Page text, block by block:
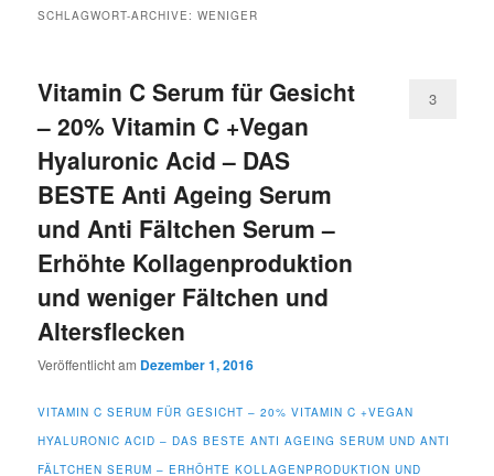
SCHLAGWORT-ARCHIVE:WENIGER
Vitamin C Serum für Gesicht
– 20% Vitamin C +Vegan
Hyaluronic Acid – DAS
BESTE Anti Ageing Serum
und Anti Fältchen Serum –
Erhöhte Kollagenproduktion
und weniger Fältchen und
Altersflecken
Veröffentlicht am Dezember 1, 2016
3
VITAMIN C SERUM FÜR GESICHT – 20% VITAMIN C +VEGAN
HYALURONIC ACID – DAS BESTE ANTI AGEING SERUM UND ANTI
FÄLTCHEN SERUM – ERHÖHTE KOLLAGENPRODUKTION UND